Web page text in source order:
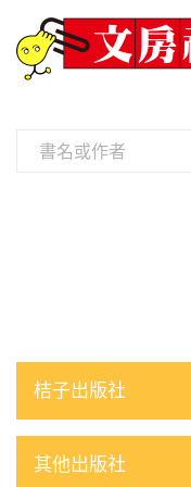
桔子出版社
其他出版社